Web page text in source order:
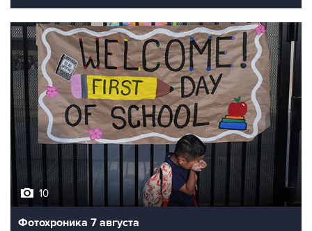
10
Фотохроника 7 августа